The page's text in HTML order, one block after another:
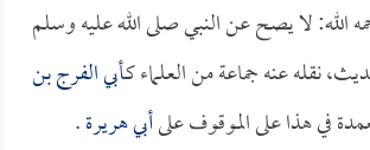
الله: لا يصح عن النبي صلى الله عليه وسلم
نقله عنه جماعة من العلماء كـأبي الفرج بن
في هذا على الموقوف علىأبي هريرة.